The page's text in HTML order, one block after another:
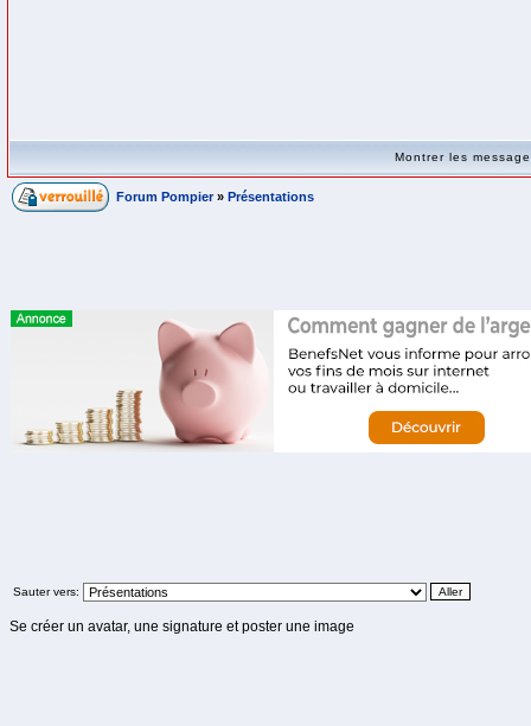
Montrer les
Forum Pompier » Présentations
Sauter vers:
Se créer un avatar, une signature et poster une image